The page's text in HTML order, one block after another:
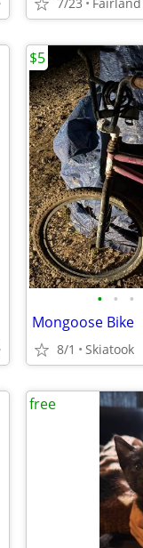
• • •
Mongoose Bike
8/1 Skiatook
$5
free